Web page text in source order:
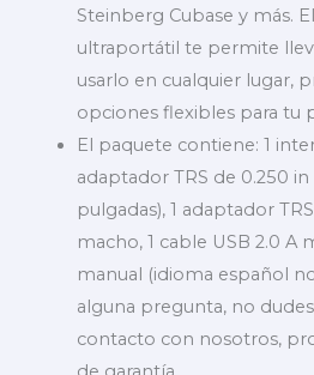
Steinberg Cubase y más.
ultraportátil te permite
usarlo en cualquier lugar,
opciones flexibles para tu
El paquete contiene: 1
adaptador TRS de 0.250 in
pulgadas), 1 adaptador
macho, 1 cable USB 2.0 A
manual (idioma español
alguna pregunta, no
contacto con nosotros,